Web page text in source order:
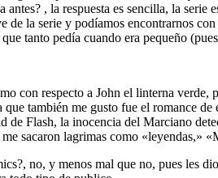
antes? , la respuesta es sencilla, la
de la serie y podíamos encontrarnos
tanto pedía cuando era pequeño
con respecto a John el linterna verde,
que también me gusto fue el romance
de Flash, la inocencia del Marciano
sacaron lagrimas como «leyendas,»
no, y menos mal que no, pues les